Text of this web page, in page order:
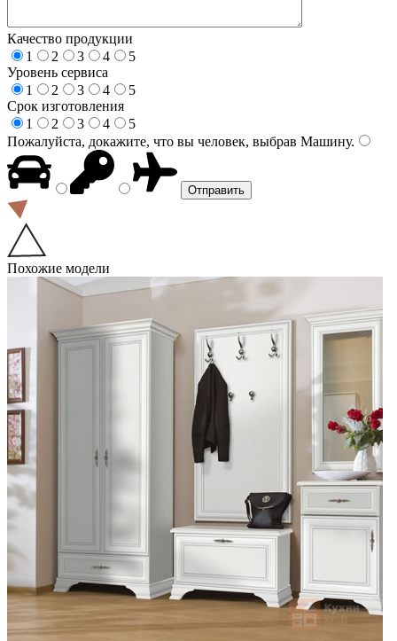
Качество продукции
1
2 3 4
5
Уровень сервиса
1
2 3 4
5
Срок изготовления
1
2 3 4
5
Пожалуйста, докажите, что вы человек, выбрав Машину.
Похожие модели